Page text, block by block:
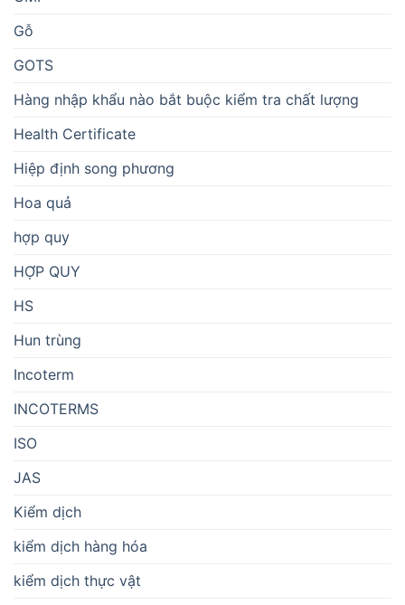
Gỗ
GOTS
Hàng nhập khẩu nào bắt buộc kiểm tra chất lượng
Health Certificate
Hiệp định song phương
Hoa quả
hợp quy
HỢP QUY
HS
Hun trùng
Incoterm
INCOTERMS
ISO
JAS
Kiểm dịch
kiểm dịch hàng hóa
kiểm dịch thực vật